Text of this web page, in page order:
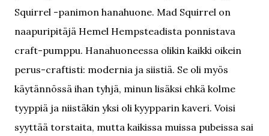
Squirrel -panimon hanahuone. Mad Squirrel on
naapuripitäjä Hemel Hempsteadista ponnistava
craft-pumppu. Hanahuoneessa olikin kaikki oikein
perus-craftisti: modernia ja siistiä. Se oli myös
käytännössä ihan tyhjä, minun lisäksi ehkä kolme
tyyppiä ja niistäkin yksi oli kyypparin kaveri. Voisi
syyttää torstaita, mutta kaikissa muissa pubeissa sai